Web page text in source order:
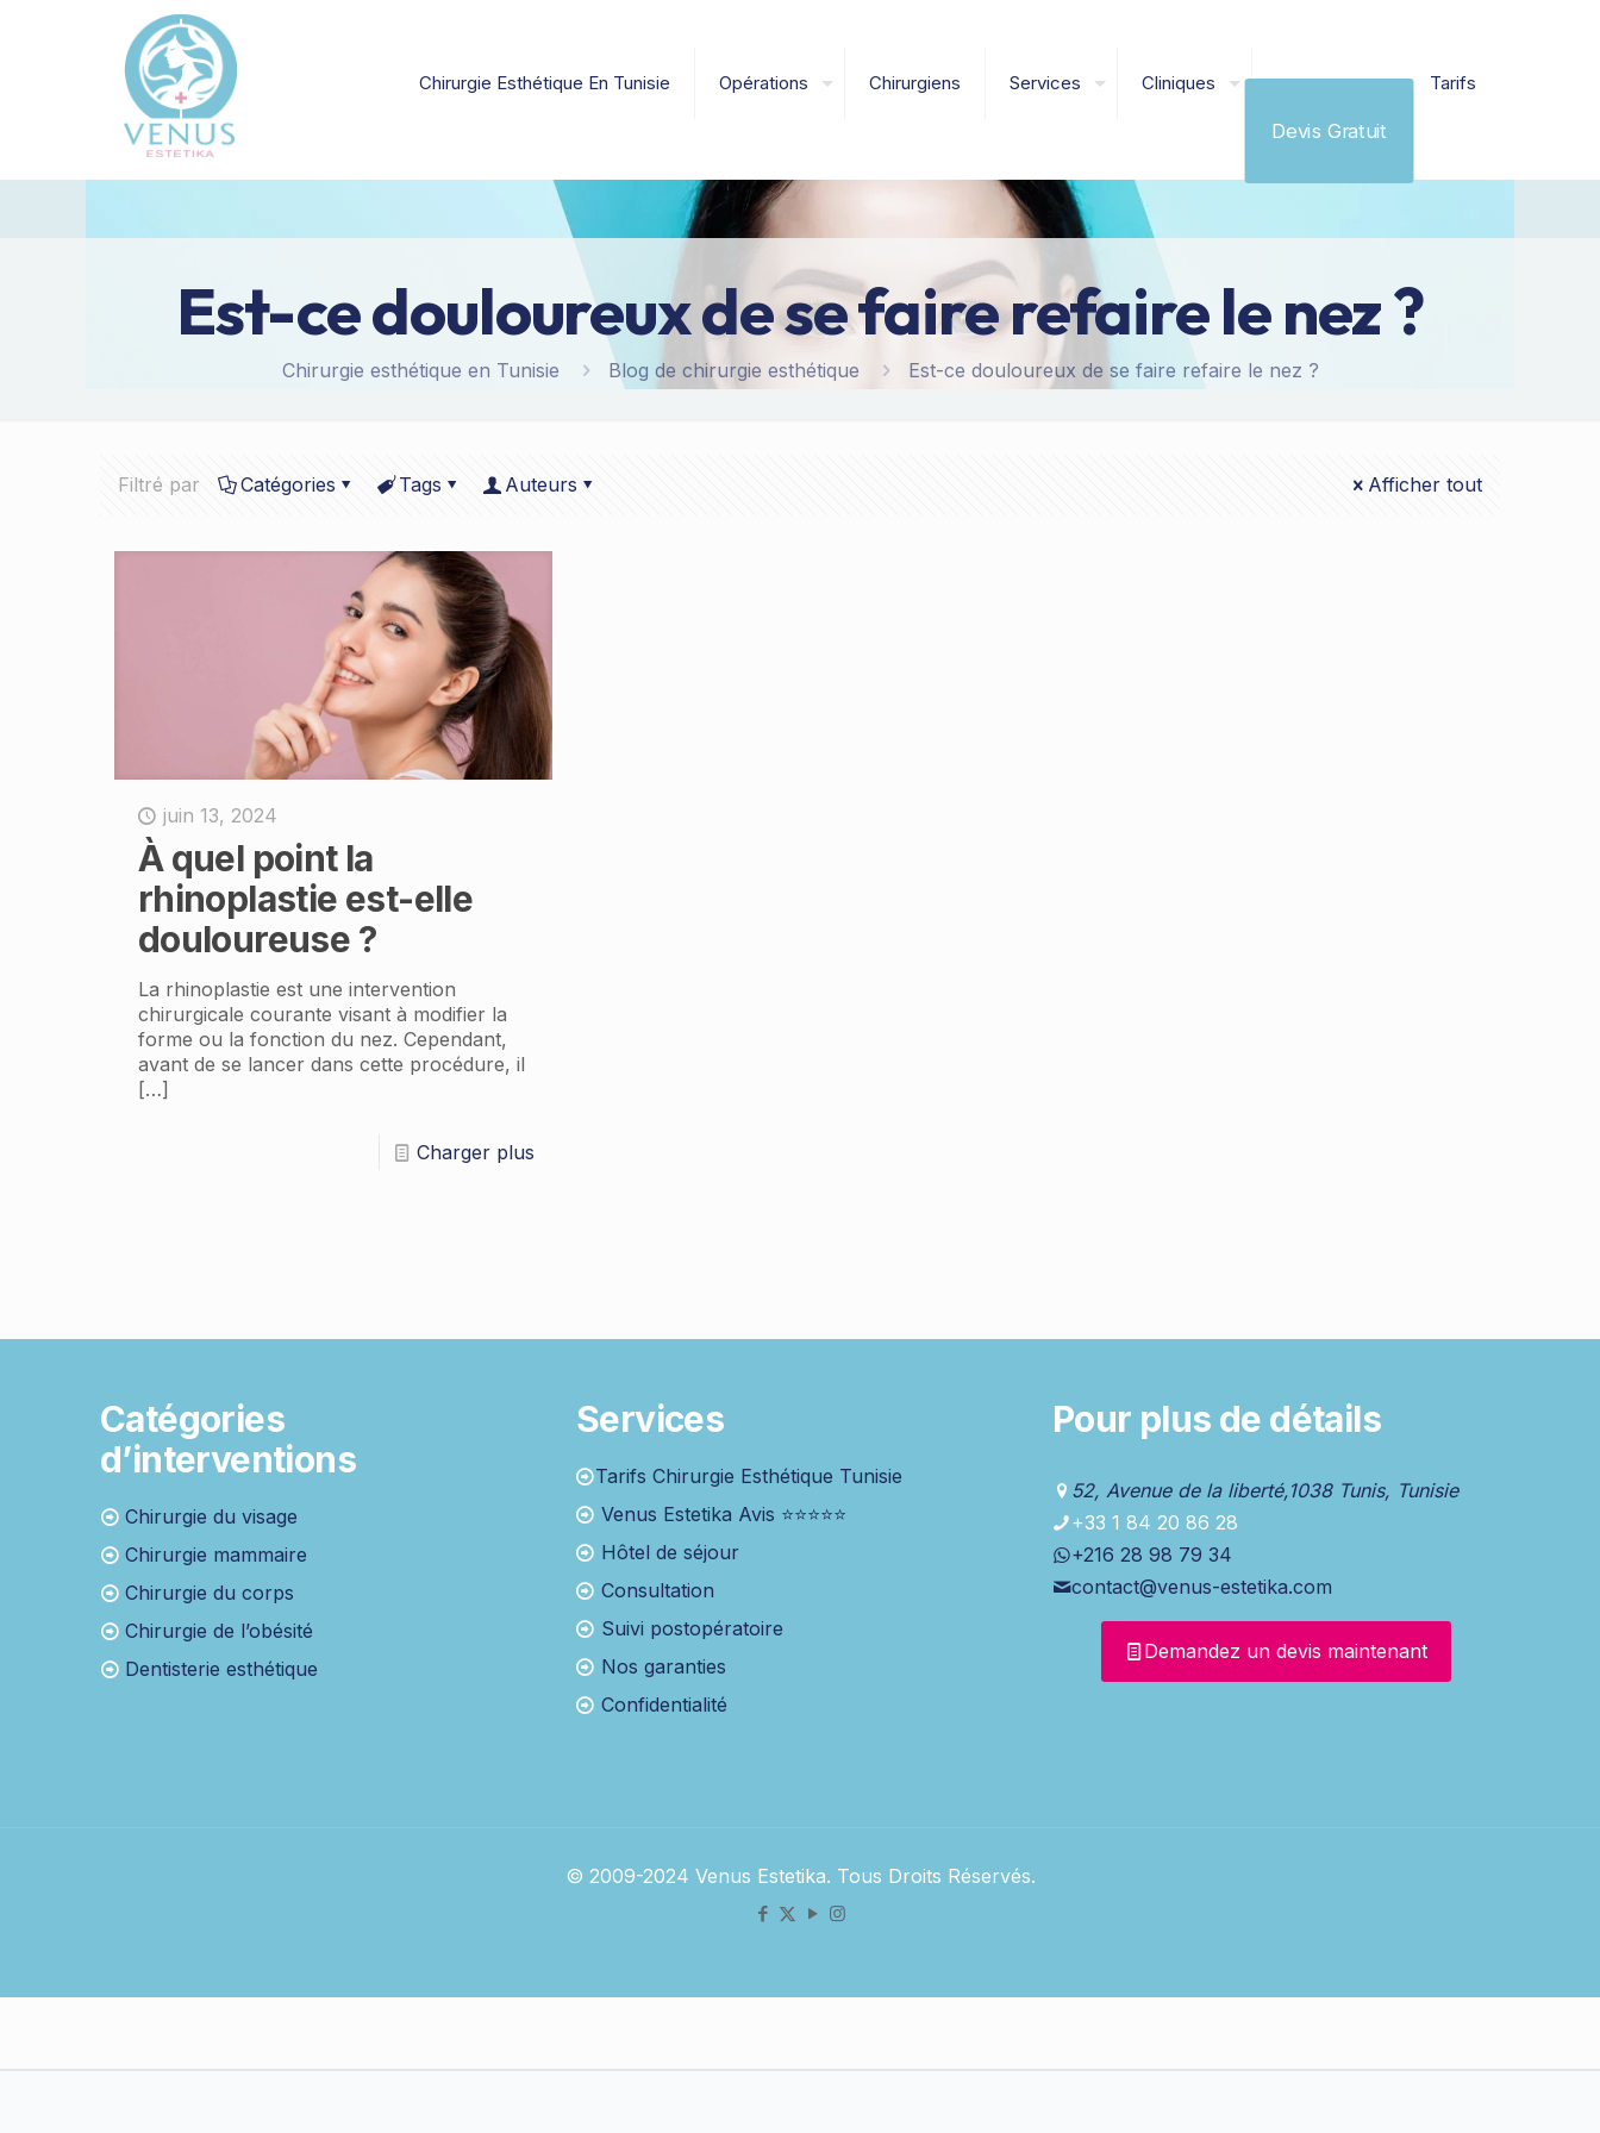
Chirurgie Esthétique En Tunisie Opérations Chirurgiens Services Cliniques
Devis Gratuit
Tarifs
Est-ce douloureux de se faire refaire le nez ?
Chirurgie esthétique en Tunisie Blog de chirurgie esthétique Est-ce douloureux de se faire refaire le nez ?
Filtré par Catégories Tags Auteurs Afficher tout
juin 13, 2024
À quel point la
rhinoplastie est-elle
douloureuse ?
La rhinoplastie est une intervention
chirurgicale courante visant à modifier la
forme ou la fonction du nez. Cependant,
avant de se lancer dans cette procédure, il
[…]
Charger plus
Catégories
d’interventions
Chirurgie du visage
Chirurgie mammaire
Chirurgie du corps
Chirurgie de l’obésité
Dentisterie esthétique
Services
Tarifs Chirurgie Esthétique Tunisie
Venus Estetika Avis ⭐⭐⭐⭐⭐
Hôtel de séjour
Consultation
Suivi postopératoire
Nos garanties
Confidentialité
Pour plus de détails
52, Avenue de la liberté,1038 Tunis, Tunisie
+33 1 84 20 86 28
+216 28 98 79 34
contact@venus-estetika.com
Demandez un devis maintenant
© 2009-2024 Venus Estetika. Tous Droits Réservés.